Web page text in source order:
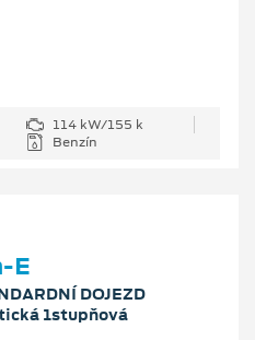
114 kW/155 k
Benzín
E
DOJEZD
1stupňová